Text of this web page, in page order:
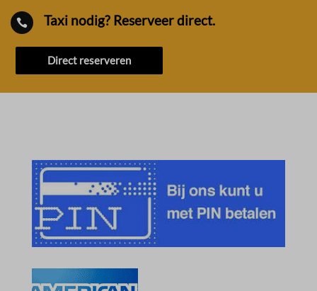
 Taxi nodig? Reserveer direct.
Direct reserveren